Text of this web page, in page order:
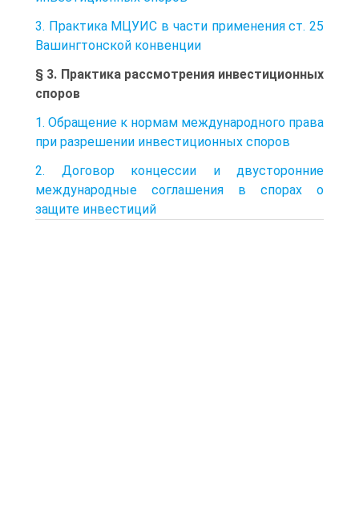
3. Практика МЦУИС в части применения ст. 25
Вашингтонской конвенции
§ 3. Практика рассмотрения инвестиционных
споров
1. Обращение к нормам международного права
при разрешении инвестиционных споров
2. Договор концессии и двусторонние
международные соглашения в спорах о
защите инвестиций